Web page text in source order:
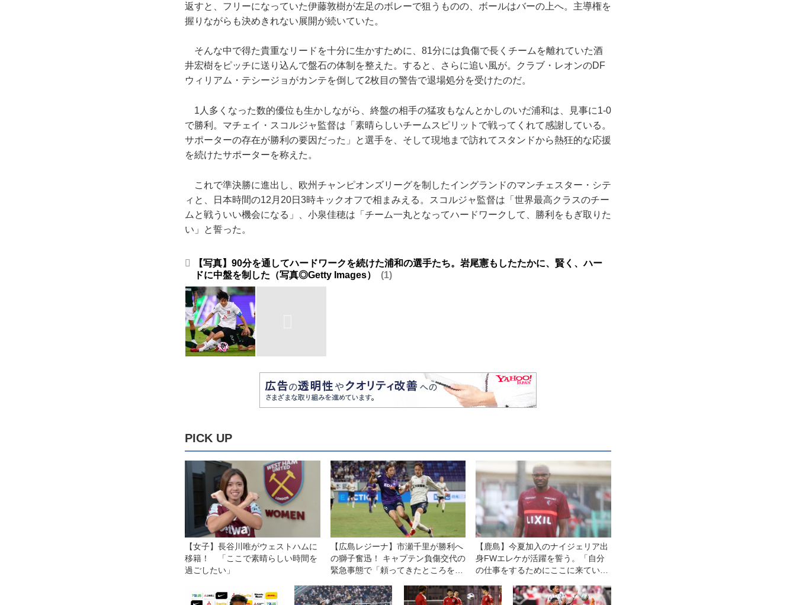
返すと、フリーになっていた伊藤敦樹が左足のボレーで狙うものの、ボールはバーの上へ。主導権を
握りながらも決めきれない展開が続いていた。
そんな中で得た貴重なリードを十分に生かすために、81分には負傷で長くチームを離れていた酒
井宏樹をピッチに送り込んで盤石の体制を整えた。すると、さらに追い風が。クラブ・レオンのDF
ウィリアム・テシージョがカンテを倒して2枚目の警告で退場処分を受けたのだ。
1人多くなった数的優位も生かしながら、終盤の相手の猛攻もなんとかしのいだ浦和は、見事に1-0
で勝利。マチェイ・スコルジャ監督は「素晴らしいチームスピリットで戦ってくれて感謝している。
サポーターの存在が勝利の要因だった」と選手を、そして現地まで訪れてスタンドから熱狂的な応援
を続けたサポーターを称えた。
これで準決勝に進出し、欧州チャンピオンズリーグを制したイングランドのマンチェスター・シテ
ィと、日本時間の12月20日3時キックオフで相まみえる。スコルジャ監督は「世界最高クラスのチー
ムと戦ういい機会になる」、小泉佳穂は「チーム一丸となってハードワークして、勝利をもぎ取りた
い」と誓った。
【写真】90分を通してハードワークを続けた浦和の選手たち。岩尾憲もしたたかに、賢く、ハー
ドに中盤を制した（写真◎Getty Images）
1
PICK UP
【女子】長谷川唯がウェストハムに
移籍！ 「ここで素晴らしい時間を
過ごしたい」
【広島レジーナ】市瀬千里が勝利へ
の獅子奮迅！ キャプテン負傷交代の
緊急事態で「頼ってきたところを、
【鹿島】今夏加入のナイジェリア出
身FWエレケが活躍を誓う。「自分
の仕事をするためにここに来てい